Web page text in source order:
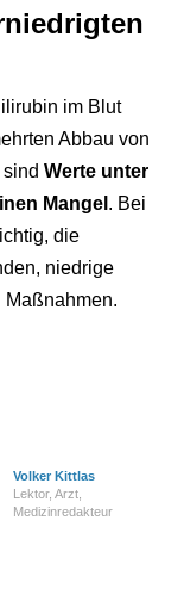
im Blut
Abbau von
Werte unter
Mangel . Bei
die
niedrige
Maßnahmen.
Volker Kittlas
Lektor, Arzt,
Medizinredakteur